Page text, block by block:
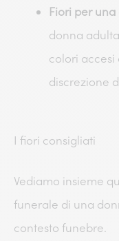
Fiori per
donna
colori accesi
discrezione
I fiori consigliati
Vediamo insieme
funerale di una
contesto funebre.